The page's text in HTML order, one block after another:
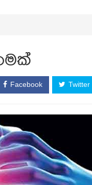
Facebook Twitter